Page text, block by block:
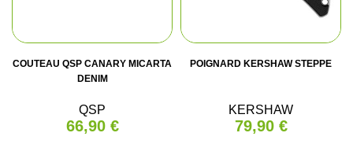
COUTEAU QSP CANARY MICARTA
DENIM
QSP
66,90 €
POIGNARD KERSHAW STEPPE
KERSHAW
79,90 €